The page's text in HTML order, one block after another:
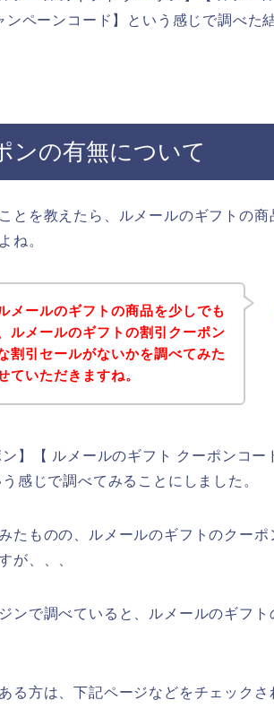
ペーンコード】という感じで調べた
ンの有無について
とを教えたら、ルメールのギフトの商
ね。
メールのギフトの商品を少しでも
ルメールのギフトの割引クーポン
割引セールがないかを調べてみた
ていただきますね。
】【 ルメールのギフト クーポンコー
感じで調べてみることにしました。
たものの、ルメールのギフトのクーポ
が、、、
ンで調べていると、ルメールのギフト
る方は、下記ページなどをチェックさ